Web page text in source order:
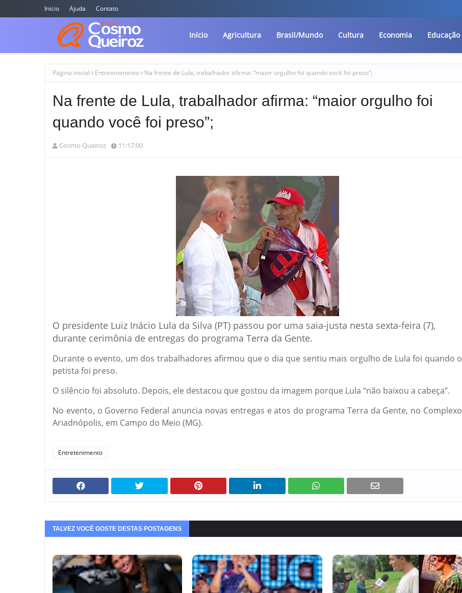
Inicio Ajuda Contato
Início Agricultura Brasil/Mundo Cultura Economia Educação
Página inicial Entretenimento Na frente de Lula, trabalhador afirma: “maior orgulho foi quando você foi preso”;
Na frente de Lula, trabalhador afirma: “maior orgulho foi
quando você foi preso”;
Cosmo Queiroz 11:17:00
O presidente Luiz Inácio Lula da Silva (PT) passou por uma saia-justa nesta sexta-feira (7),
durante cerimônia de entregas do programa Terra da Gente.
Durante o evento, um dos trabalhadores afirmou que o dia que sentiu mais orgulho de Lula foi quando o
petista foi preso.
O silêncio foi absoluto. Depois, ele destacou que gostou da imagem porque Lula “não baixou a cabeça”.
No evento, o Governo Federal anuncia novas entregas e atos do programa Terra da Gente, no Complexo
Ariadnópolis, em Campo do Meio (MG).
Entretenimento
TALVEZ VOCÊ GOSTE DESTAS POSTAGENS